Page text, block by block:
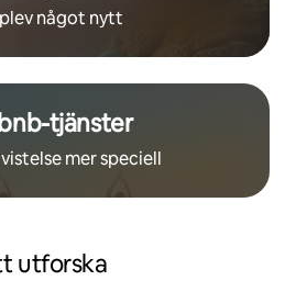
något nytt
tjänster
mer speciell
utforska